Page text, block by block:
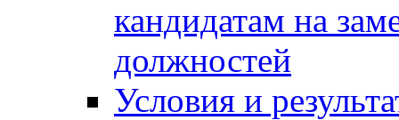
кандидатам на
должностей
Условия и